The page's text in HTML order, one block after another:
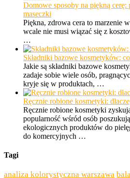
Domowe sposoby na piękną cerę:
maseczki
Piękna, zdrowa cera to marzenie
wcale nie musi wiązać się z
…
Składniki bazowe kosmetyków:
Jakie są składniki bazowe
zadaje sobie wiele osób,
kryje się w produktach, …
Ręcznie robione kosmetyki:
Ręcznie robione kosmetyki
popularność wśród osób
ekologicznych produktów do
do komercyjnych …
Tagi
analiza kolorystyczna warszawa